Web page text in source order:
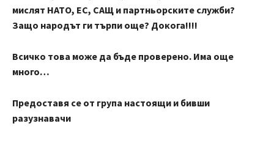
мислят НАТО, ЕС, САЩ и партньорските служби?
Защо народът ги търпи още? Докога!!!!
Всичко това може да бъде проверено. Има още
много…
Предоставя се от група настоящи и бивши
разузнавачи